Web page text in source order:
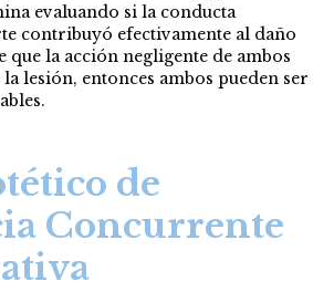
evaluando si la conducta
contribuyó efectivamente al daño
que la acción negligente de ambos
la lesión, entonces ambos pueden ser
de
Concurrente